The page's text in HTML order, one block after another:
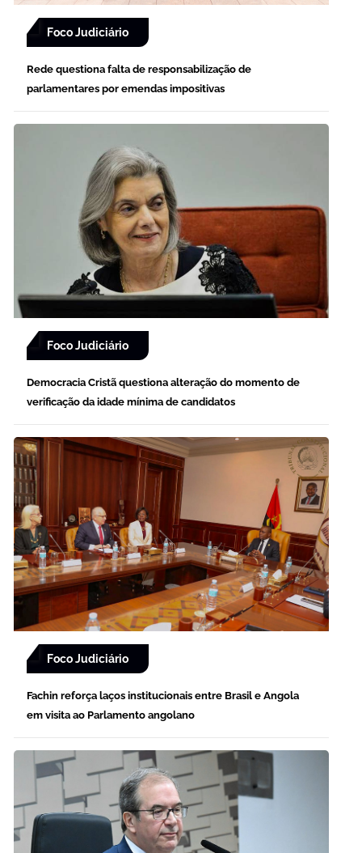
Foco Judiciário
Rede questiona falta de responsabilização de
parlamentares por emendas impositivas
Foco Judiciário
Democracia Cristã questiona alteração do momento de
verificação da idade mínima de candidatos
Foco Judiciário
Fachin reforça laços institucionais entre Brasil e Angola
em visita ao Parlamento angolano